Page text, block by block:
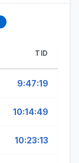
TID
9:47:19
10:14:49
10:23:13